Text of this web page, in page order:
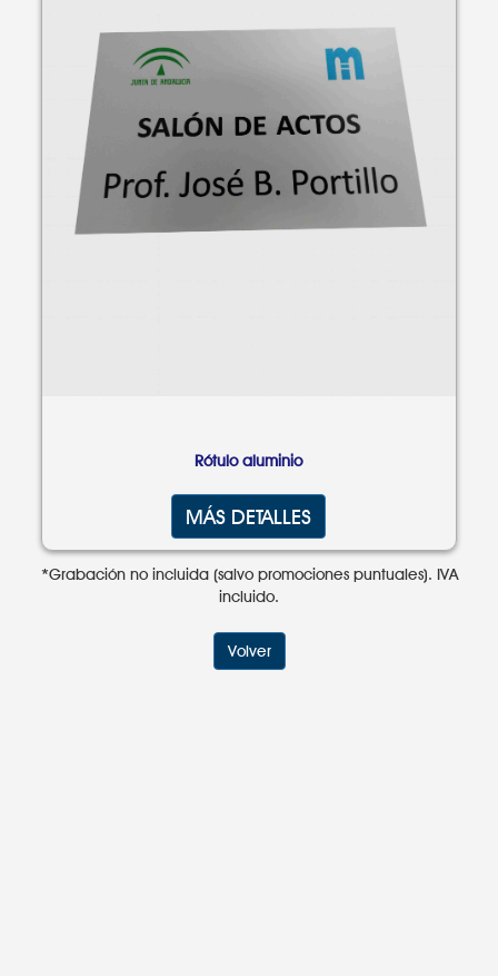
Rótulo aluminio
MÁS DETALLES
*Grabación no incluida (salvo promociones puntuales). IVA
incluido.
Volver